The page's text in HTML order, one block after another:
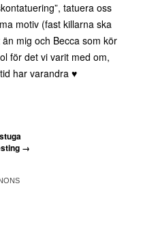
tatuera oss
motiv (fast killarna ska
mig och Becca som kör
för det vi varit med om,
har varandra ♥
→